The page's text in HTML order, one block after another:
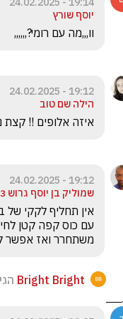
יוסף שורץ
וו,,,מה עם רומי?,,,,,,
19:12 - 24.02.2025
הילה שם טוב
איזה אלופים !!
19:12 - 24.02.2025
‏שמוליק בן יוסף ‏גרוש ‎+3 .
משתחרר ואז אפשר
Bright Bright